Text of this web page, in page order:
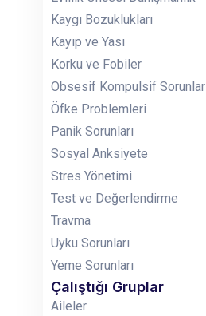
Kaygı Bozuklukları
Kayıp ve Yası
Korku ve Fobiler
Obsesif Kompulsif Sorunlar
Öfke Problemleri
Panik Sorunları
Sosyal Anksiyete
Stres Yönetimi
Test ve Değerlendirme
Travma
Uyku Sorunları
Yeme Sorunları
Çalıştığı Gruplar
Aileler